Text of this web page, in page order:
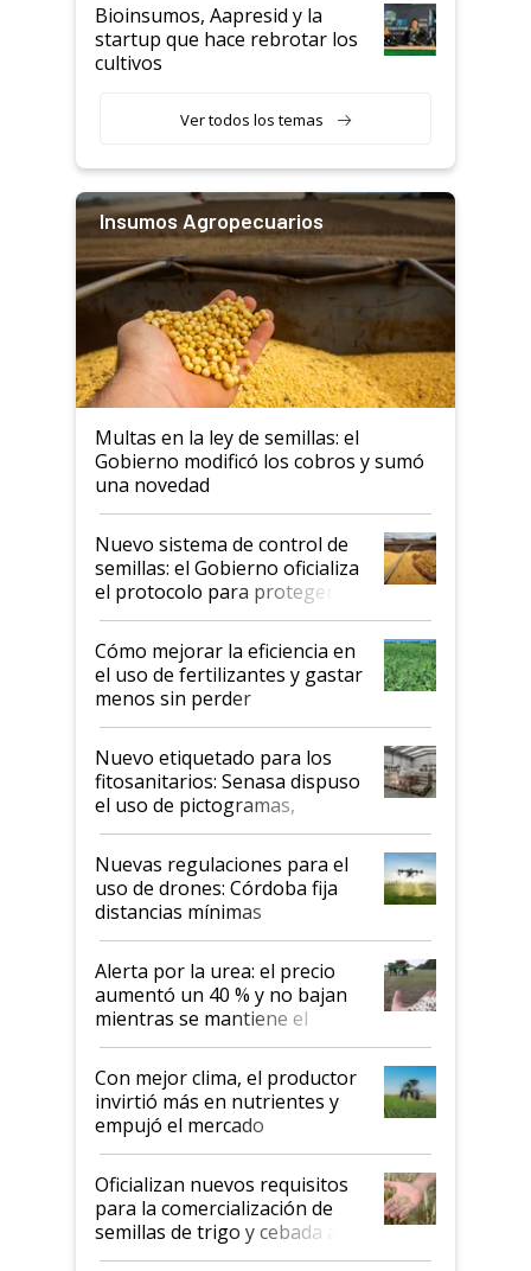
Bioinsumos, Aapresid y la
startup que hace rebrotar los
cultivos
Ver todos los temas
Insumos Agropecuarios
Multas en la ley de semillas: el
Gobierno modificó los cobros y sumó
una novedad
Nuevo sistema de control de
semillas: el Gobierno oficializa
el protocolo para proteger la
propiedad intelectual
Cómo mejorar la eficiencia en
el uso de fertilizantes y gastar
menos sin perder
productividad en la campaña
fina
Nuevo etiquetado para los
fitosanitarios: Senasa dispuso
el uso de pictogramas,
palabras de advertencia e
indicaciones
Nuevas regulaciones para el
uso de drones: Córdoba fija
distancias mínimas
Alerta por la urea: el precio
aumentó un 40 % y no bajan
mientras se mantiene el
conflicto en Medio Oriente
Con mejor clima, el productor
invirtió más en nutrientes y
empujó el mercado
Oficializan nuevos requisitos
para la comercialización de
semillas de trigo y cebada a
granel